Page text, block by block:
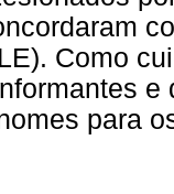
Como
para